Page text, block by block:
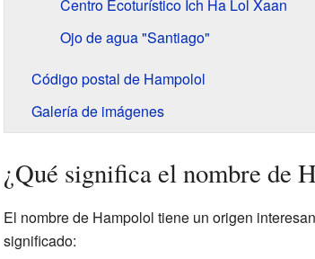
Centro Ecoturístico Ich Ha Lol Xaan
Ojo de agua "Santiago"
Código postal de Hampolol
Galería de imágenes
¿Qué significa el nombre de
El nombre de Hampolol tiene un origen
significado: